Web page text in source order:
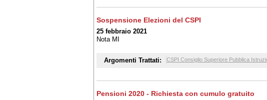
Sospensione Elezioni del CSPI
25 febbraio 2021
Nota MI
Argomenti Trattati: CSPI Consiglio Superiore Pubblica
Pensioni 2020 - Richiesta con cumulo gratuito